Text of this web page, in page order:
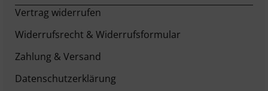
Vertrag widerrufen
Widerrufsrecht & Widerrufsformular
Zahlung & Versand
Datenschutzerklärung